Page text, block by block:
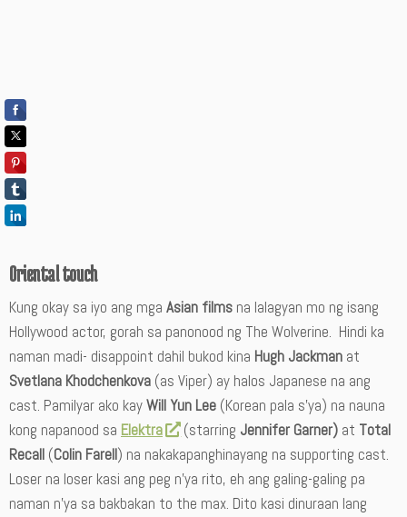
Oriental touch
Kung okay sa iyo ang mga Asian films na lalagyan mo ng isang
Hollywood actor, gorah sa panonood ng The Wolverine. Hindi ka
naman madi- disappoint dahil bukod kina Hugh Jackman at
Svetlana Khodchenkova (as Viper) ay halos Japanese na ang
cast. Pamilyar ako kayWill Yun Lee (Korean pala s’ya) na nauna
kong napanood sa Elektra (starring Jennifer Garner)at Total
Recall (Colin Farell) na nakakapanghinayang na supporting cast.
Loser na loser kasi ang peg n’ya rito, eh ang galing-galing pa
naman n’ya sa bakbakan to the max. Dito kasi dinuraan lang